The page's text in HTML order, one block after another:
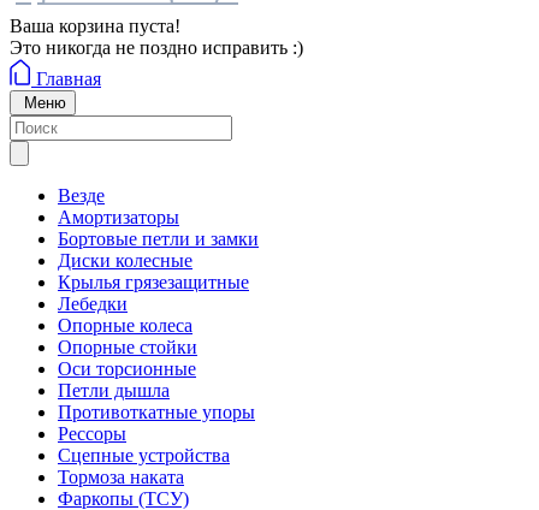
Ваша корзина пуста!
Это никогда не поздно исправить :)
Главная
Меню
Везде
Амортизаторы
Бортовые петли и замки
Диски колесные
Крылья грязезащитные
Лебедки
Опорные колеса
Опорные стойки
Оси торсионные
Петли дышла
Противоткатные упоры
Рессоры
Сцепные устройства
Тормоза наката
Фаркопы (ТСУ)